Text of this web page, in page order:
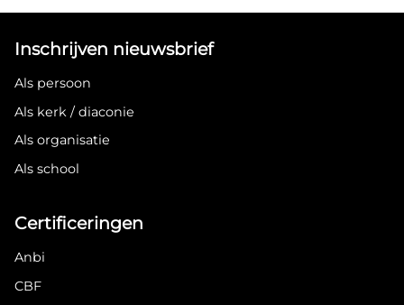
Inschrijven nieuwsbrief
Als persoon
Als kerk / diaconie
Als organisatie
Als school
Certificeringen
Anbi
CBF